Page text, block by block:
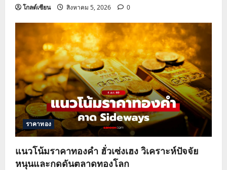
โกลด์เซียน สิงหาคม 5, 2026 0
ราคาทอง
แนวโน้มราคาทองคำ ฮั่วเซ่งเฮง วิเคราะห์ปัจจัย
หนุนและกดดันตลาดทองโลก